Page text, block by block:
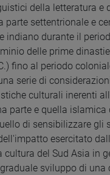
della letteratura e
parte settentrionale e
indiano durante il
delle prime
fino al periodo
serie di
culturali inerenti
parte e quella islamica
di sensibilizzare gli
esercitato
del Sud Asia in
sviluppo di una